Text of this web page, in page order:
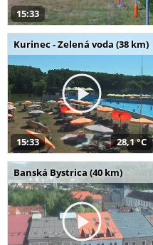
15:33
Kurinec - Zelená voda (38 km)
15:33 28,1 °C
Banská Bystrica (40 km)